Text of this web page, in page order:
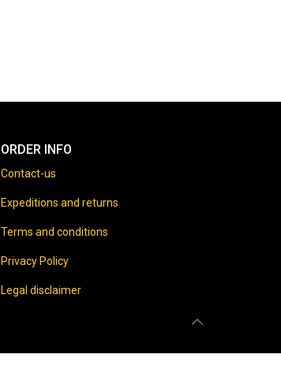
ORDER INFO
Contact-us
Expeditions and returns
Terms and conditions
Privacy Policy
Legal disclaimer